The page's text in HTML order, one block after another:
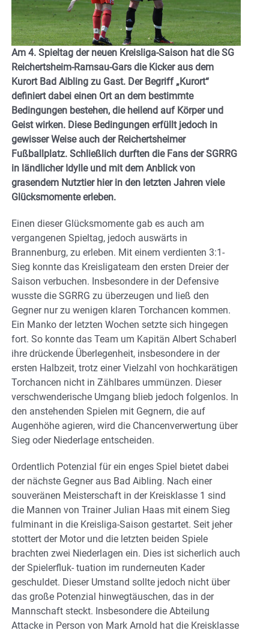
Am 4. Spieltag der neuen Kreisliga-Saison hat die SG
Reichertsheim-Ramsau-Gars die Kicker aus dem
Kurort Bad Aibling zu Gast. Der Begriff „Kurort“
definiert dabei einen Ort an dem bestimmte
Bedingungen bestehen, die heilend auf Körper und
Geist wirken. Diese Bedingungen erfüllt jedoch in
gewisser Weise auch der Reichertsheimer
Fußballplatz. Schließlich durften die Fans der SGRRG
in ländlicher Idylle und mit dem Anblick von
grasendem Nutztier hier in den letzten Jahren viele
Glücksmomente erleben.
Einen dieser Glücksmomente gab es auch am
vergangenen Spieltag, jedoch auswärts in
Brannenburg, zu erleben. Mit einem verdienten 3:1-
Sieg konnte das Kreisligateam den ersten Dreier der
Saison verbuchen. Insbesondere in der Defensive
wusste die SGRRG zu überzeugen und ließ den
Gegner nur zu wenigen klaren Torchancen kommen.
Ein Manko der letzten Wochen setzte sich hingegen
fort. So konnte das Team um Kapitän Albert Schaberl
ihre drückende Überlegenheit, insbesondere in der
ersten Halbzeit, trotz einer Vielzahl von hochkarätigen
Torchancen nicht in Zählbares ummünzen. Dieser
verschwenderische Umgang blieb jedoch folgenlos. In
den anstehenden Spielen mit Gegnern, die auf
Augenhöhe agieren, wird die Chancenverwertung über
Sieg oder Niederlage entscheiden.
Ordentlich Potenzial für ein enges Spiel bietet dabei
der nächste Gegner aus Bad Aibling. Nach einer
souveränen Meisterschaft in der Kreisklasse 1 sind
die Mannen von Trainer Julian Haas mit einem Sieg
fulminant in die Kreisliga-Saison gestartet. Seit jeher
stottert der Motor und die letzten beiden Spiele
brachten zwei Niederlagen ein. Dies ist sicherlich auch
der Spielerfluk- tuation im runderneuten Kader
geschuldet. Dieser Umstand sollte jedoch nicht über
das große Potenzial hinwegtäuschen, das in der
Mannschaft steckt. Insbesondere die Abteilung
Attacke in Person von Mark Arnold hat die Kreisklasse